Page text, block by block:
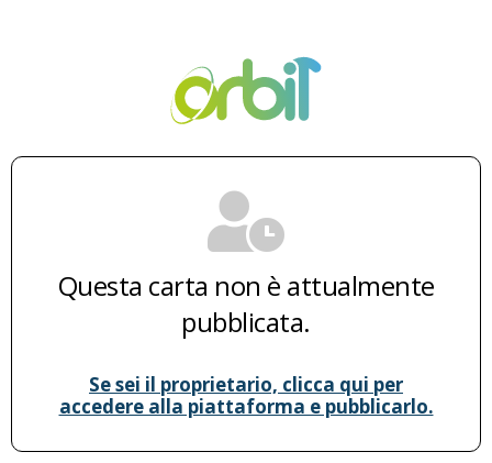
Questa carta non è attualmente
pubblicata.
Se sei il proprietario, clicca qui per
accedere alla piattaforma e pubblicarlo.